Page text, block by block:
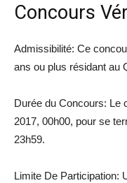
Concours
Admissibilité: Ce
ans ou plus résidant au
Durée du Concours: Le
2017, 00h00, pour se
23h59.
Limite De Participation: